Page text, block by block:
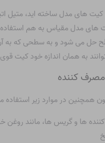
های مدل مقیاس به هم
حل می شود و به سطحی که به
به همان اندازه خود کیت
مصرف کننده
همچنین در موارد زیر
ها و گریس ها، مانند روغن